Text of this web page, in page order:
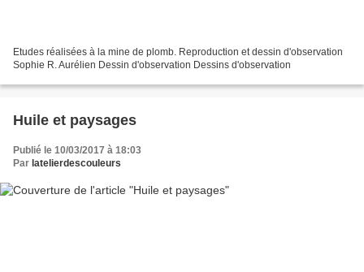
Etudes réalisées à la mine de plomb. Reproduction et dessin d'observation
Sophie R. Aurélien Dessin d'observation Dessins d'observation
Huile et paysages
Publié le 10/03/2017 à 18:03
Par latelierdescouleurs